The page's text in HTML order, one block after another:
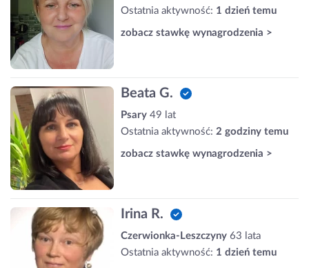
Ostatnia aktywność: 1 dzień temu
zobacz stawkę wynagrodzenia >
Beata G.
Psary 49 lat
Ostatnia aktywność: 2 godziny temu
zobacz stawkę wynagrodzenia >
Irina R.
Czerwionka-Leszczyny 63 lata
Ostatnia aktywność: 1 dzień temu